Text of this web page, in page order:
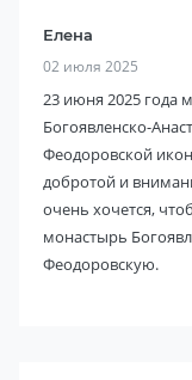
Елена
02 июля 2025
23 июня 2025 года
Богоявленско-
Феодоровской
добротой и
очень хочется,
монастырь
Феодоровскую.